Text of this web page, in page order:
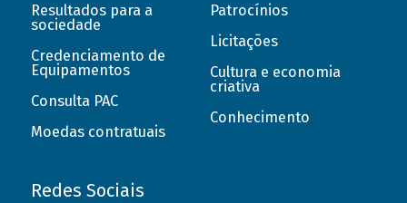
Resultados para a
sociedade
Credenciamento de
Equipamentos
Consulta PAC
Moedas contratuais
Patrocínios
Licitações
Cultura e economia
criativa
Conhecimento
Redes Sociais